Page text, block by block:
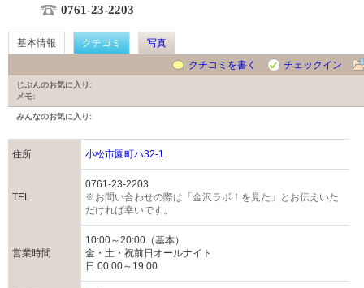
0761-23-2203
基本情報 クチコミ
写真
クチコミを書く
チェックイン
じぶんのお気に入り:
メモ:
みんなのお気に入り:
住所 小松市園町ハ32-1
TEL
0761-23-2203
※お問い合わせの際は「金沢ラボ！を見た」とお伝えいた
だければ幸いです。
営業時間
10:00～20:00（基本）
金・土・祝前日オールナイト
日 00:00～19:00